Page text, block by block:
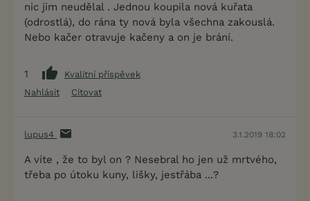
nic jim neudělal . Jednou koupila nová kuřata
(odrostlá), do rána ty nová byla všechna zakouslá.
Nebo kačer otravuje kačeny a on je brání.
1
Kvalitní příspěvek
Nahlásit
Citovat
lupus4 3.1.2019 18:02
A víte , že to byl on ? Nesebral ho jen už mrtvého,
třeba po útoku kuny, lišky, jestřába ...?